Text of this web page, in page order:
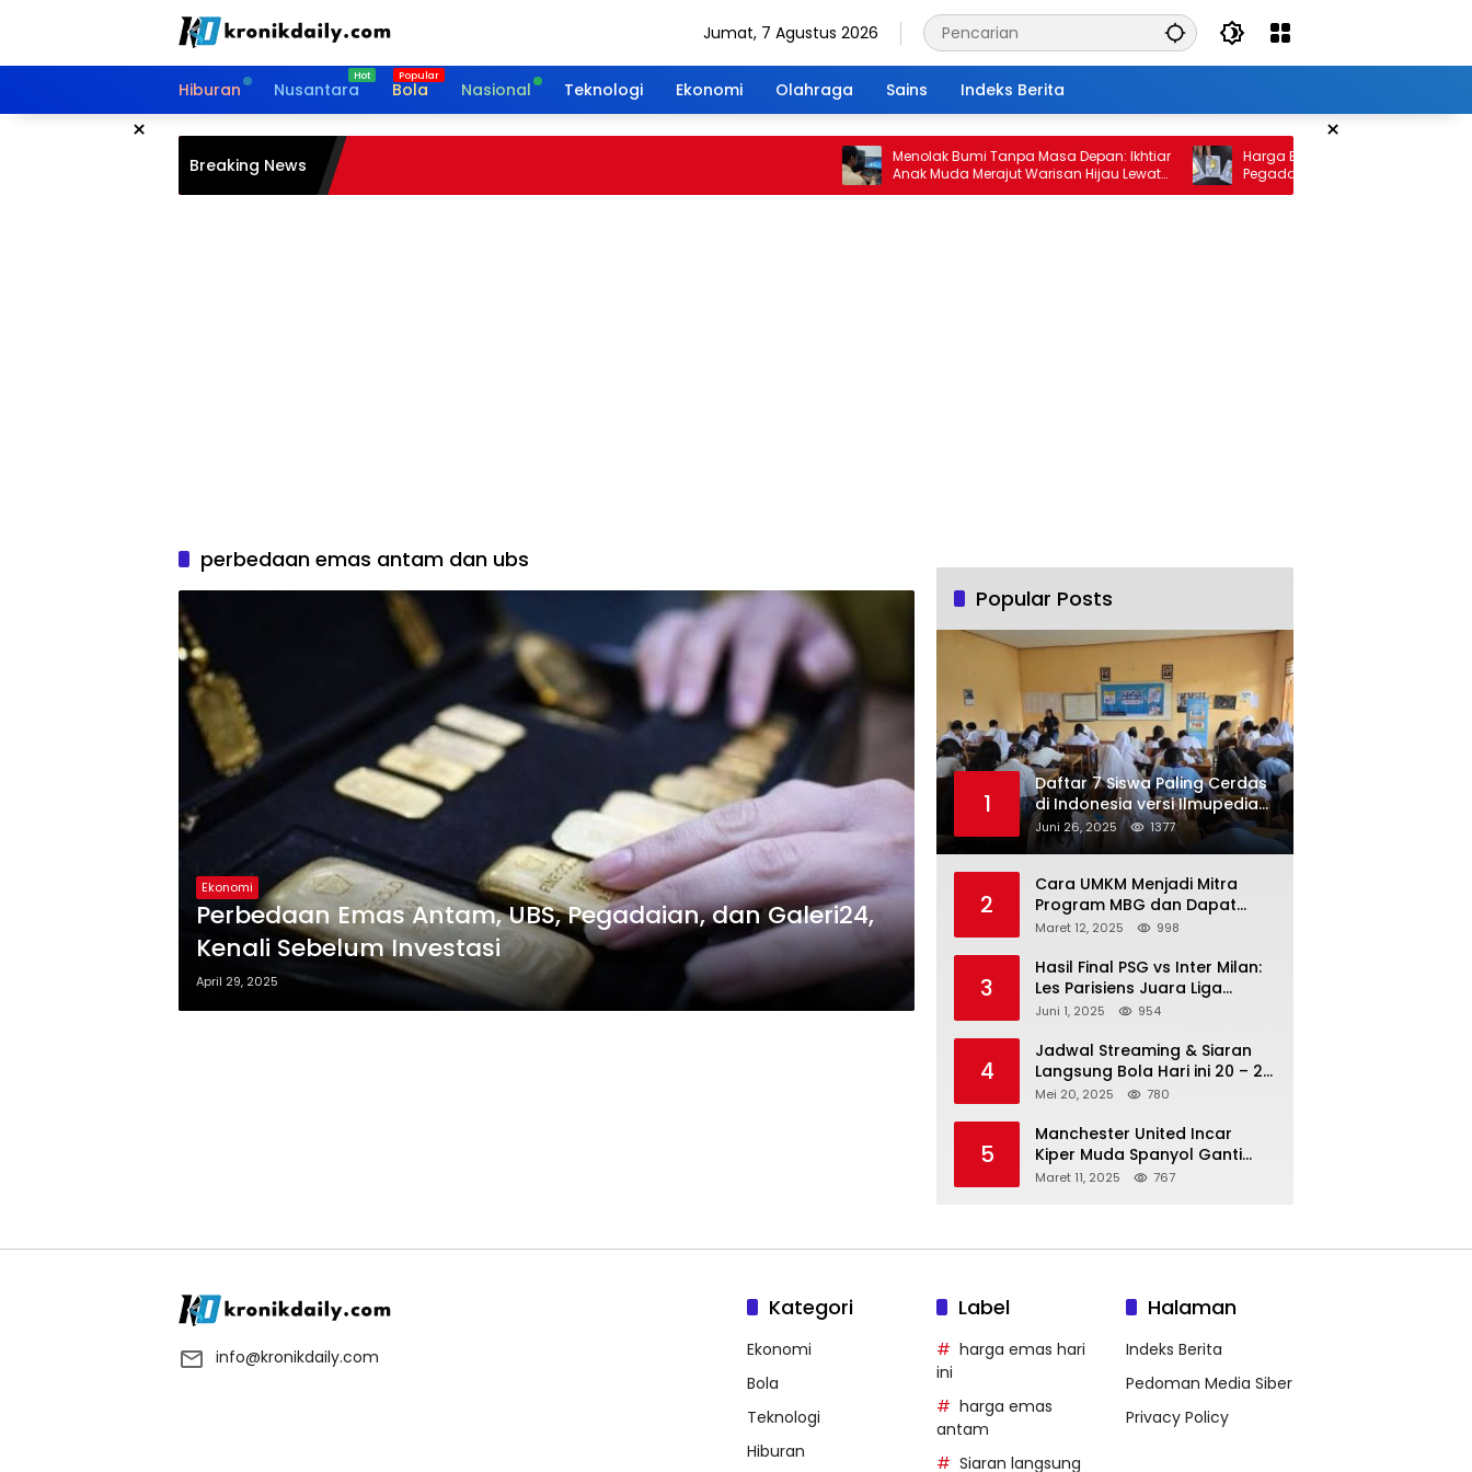
Jumat, 7 Agustus 2026
Hiburan Nusantara Bola Nasional Teknologi Ekonomi Olahraga Sains Indeks Berita
× ×
Breaking News
Menolak Bumi Tanpa Masa Depan: Ikhtiar
Anak Muda Merajut Warisan Hijau Lewat
Portal Waktu
Harga Emas 10 Februari 2026: Antam
Pegadaian Kembali Melonjak
perbedaan emas antam dan ubs
Ekonomi
Perbedaan Emas Antam, UBS, Pegadaian, dan Galeri24,
Kenali Sebelum Investasi
April 29, 2025
Popular Posts
1
Daftar 7 Siswa Paling Cerdas
di Indonesia versi Ilmupedia
Tryout UTBK 2025
Juni 26, 2025 1377
2
Cara UMKM Menjadi Mitra
Program MBG dan Dapat
Modal Hingga Rp500 Juta
Maret 12, 2025 998
3
Hasil Final PSG vs Inter Milan:
Les Parisiens Juara Liga
Champions 2025 usai Bantai il
Juni 1, 2025 954
4
Jadwal Streaming & Siaran
Langsung Bola Hari ini 20 – 21
Mei 2025: Manchester City vs
Mei 20, 2025 780
5
Manchester United Incar
Kiper Muda Spanyol Ganti
Andre Onana
Maret 11, 2025 767
info@kronikdaily.com
Kategori
Ekonomi
Bola
Teknologi
Hiburan
Label
harga emas hari
ini
harga emas
antam
Siaran langsung
Halaman
Indeks Berita
Pedoman Media Siber
Privacy Policy